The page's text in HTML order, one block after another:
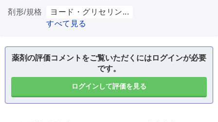
剤形/規格
ヨード・グリセリン...
すべて見る
薬剤の評価コメントをご覧いただくにはログインが必要
です。
ログインして評価を見る